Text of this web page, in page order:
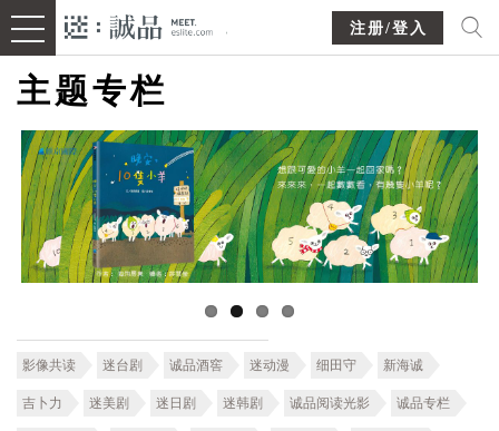
注册/登入
主题专栏
影像共读 迷台剧 诚品酒窖 迷动漫 细田守 新海诚
吉卜力 迷美剧 迷日剧 迷韩剧 诚品阅读光影 诚品专栏